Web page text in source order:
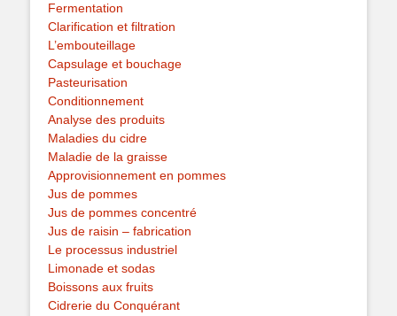
Fermentation
Clarification et filtration
L’embouteillage
Capsulage et bouchage
Pasteurisation
Conditionnement
Analyse des produits
Maladies du cidre
Maladie de la graisse
Approvisionnement en pommes
Jus de pommes
Jus de pommes concentré
Jus de raisin – fabrication
Le processus industriel
Limonade et sodas
Boissons aux fruits
Cidrerie du Conquérant